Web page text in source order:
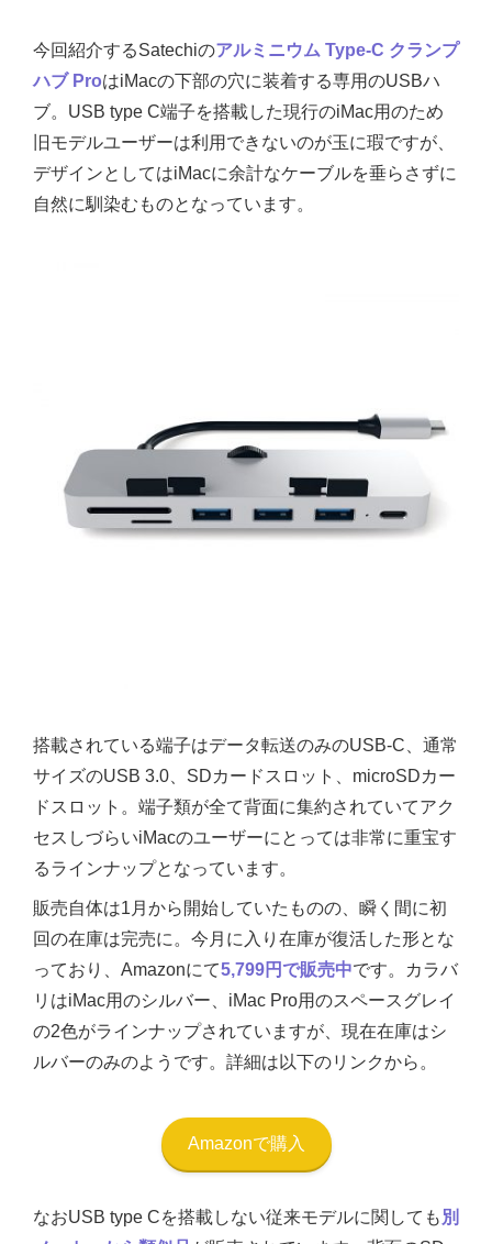
今回紹介するSatechiのアルミニウム Type-C クランプ
ハブ ProはiMacの下部の穴に装着する専用のUSBハ
ブ。USB type C端子を搭載した現行のiMac用のため
旧モデルユーザーは利用できないのが玉に瑕ですが、
デザインとしてはiMacに余計なケーブルを垂らさずに
自然に馴染むものとなっています。
搭載されている端子はデータ転送のみのUSB-C、通常
サイズのUSB 3.0、SDカードスロット、microSDカー
ドスロット。端子類が全て背面に集約されていてアク
セスしづらいiMacのユーザーにとっては非常に重宝す
るラインナップとなっています。
販売自体は1月から開始していたものの、瞬く間に初
回の在庫は完売に。今月に入り在庫が復活した形とな
っており、Amazonにて5,799円で販売中です。カラバ
リはiMac用のシルバー、iMac Pro用のスペースグレイ
の2色がラインナップされていますが、現在在庫はシ
ルバーのみのようです。詳細は以下のリンクから。
Amazonで購入
なおUSB type Cを搭載しない従来モデルに関しても 別